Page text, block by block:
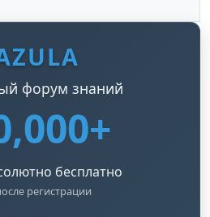
форум знаний
бесплатно
регистрации